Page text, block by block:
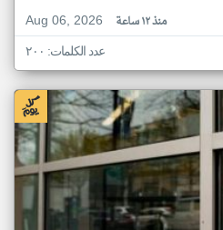
Aug 06, 2026
منذ ١٢ ساعة
عدد الكلمات: ٢٠٠